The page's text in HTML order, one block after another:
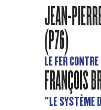
JEAN-
(P76)
LE FER
FRANÇOIS
"LE SYSTÈME